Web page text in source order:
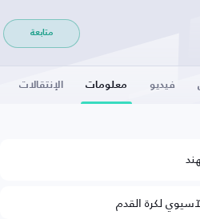
متابعة
فيديو معلومات الإنتقالات
لكرة القدم